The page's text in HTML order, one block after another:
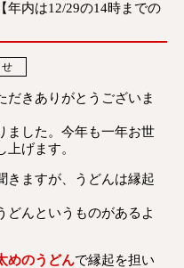
年内は12/29の14時までの
だきありがとうございま
ました。今年も一年お世
げます。
きますが、うどんは縁起
どんというものがあるよ
めのうどんで縁起を担い